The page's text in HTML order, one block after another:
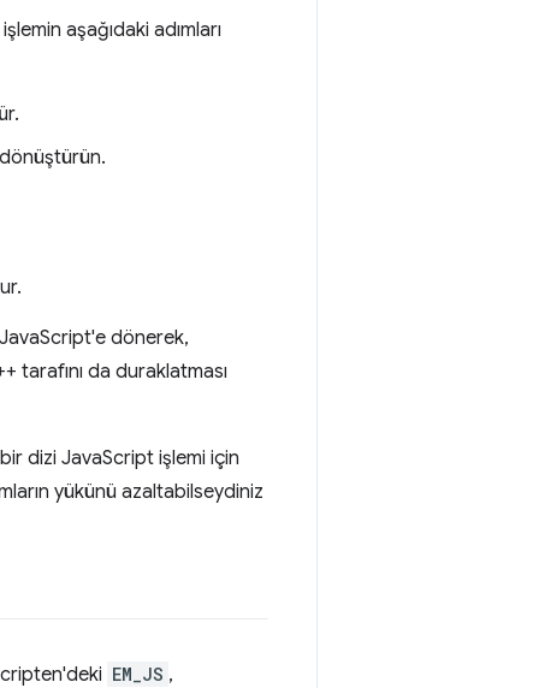
aşağıdaki adımları
JavaScript'e dönerek,
tarafını da duraklatması
dizi JavaScript işlemi için
yükünü azaltabilseydiniz
EM_JS ,